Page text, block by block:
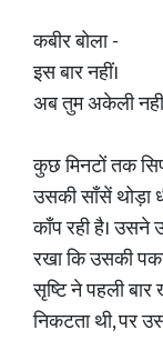
कबीर बोला -
इस बार नहीं।
अब तुम अकेली नहीं
कुछ मिनटों तक
उसकी साँसें थोड़ा
काँप रही है। उसने
रखा कि उसकी
सृष्टि ने पहली
निकटता थी, पर